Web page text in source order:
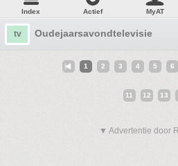
Index Actief MyAT
tv Oudejaarsavondtelevisie
1 2 3 4 5 6
11 12 13
▼ Advertentie door